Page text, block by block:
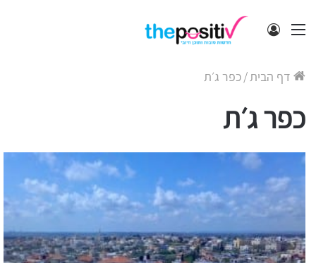
תפריט התחבר
דף הבית/כפר ג׳ת
כפר ג׳ת